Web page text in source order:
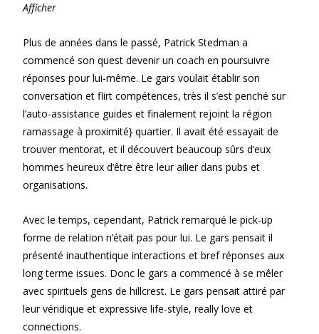
Afficher
Plus de années dans le passé, Patrick Stedman a
commencé son quest devenir un coach en poursuivre
réponses pour lui-même. Le gars voulait établir son
conversation et flirt compétences, très il s’est penché sur
l’auto-assistance guides et finalement rejoint la région
ramassage à proximité} quartier. Il avait été essayait de
trouver mentorat, et il découvert beaucoup sûrs d’eux
hommes heureux d’être être leur ailier dans pubs et
organisations.
Avec le temps, cependant, Patrick remarqué le pick-up
forme de relation n’était pas pour lui. Le gars pensait il
présenté inauthentique interactions et bref réponses aux
long terme issues. Donc le gars a commencé à se mêler
avec spirituels gens de hillcrest. Le gars pensait attiré par
leur véridique et expressive life-style, really love et
connections.